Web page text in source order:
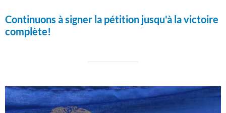
Continuons à signer la pétition jusqu'à la victoire
complète!